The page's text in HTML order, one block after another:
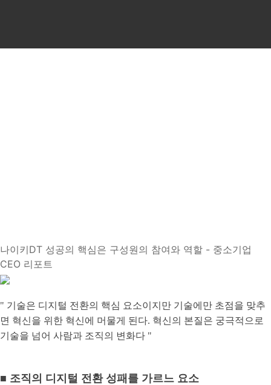
나이키DT 성공의 핵심은 구성원의 참여와 역할 - 중소기업
CEO 리포트
" 기술은 디지털 전환의 핵심 요소이지만 기술에만 초점을 맞추
면 혁신을 위한 혁신에 머물게 된다. 혁신의 본질은 궁극적으로
기술을 넘어 사람과 조직의 변화다 "
■ 조직의 디지털 전환 성패를 가르느 요소